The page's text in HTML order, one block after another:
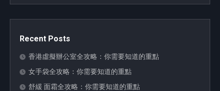
Recent Posts
香港虛擬辦公室全攻略：你需要知道的重點
女手袋全攻略：你需要知道的重點
舒緩 面霜全攻略：你需要知道的重點